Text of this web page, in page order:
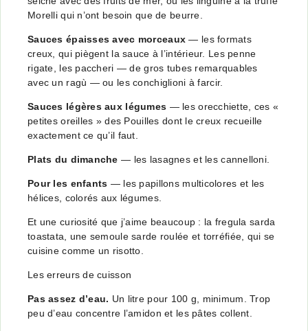
Morelliqui n’ont besoin que de beurre.
Sauces épaisses avec morceaux — les formats
creux, qui piègent la sauce à l’intérieur. Les penne
rigate , les paccheri — de gros tubes remarquables
avec un ragù — ou lesconchiglioni à farcir.
Sauces légères aux légumes — lesorecchiette , ces «
petites oreilles » des Pouilles dont le creux recueille
exactement ce qu’il faut.
Plats du dimanche — les lasagneset lescannelloni
Pour les enfants — les papillons multicolores et les
hélices, colorés aux légumes.
Et une curiosité que j’aime beaucoup : la fregula sarda
toastata , une semoule sarde roulée et torréfiée, qui se
cuisine comme un risotto.
Les erreurs de cuisson
Pas assez d’eau. Un litre pour 100 g, minimum. Trop
peu d’eau concentre l’amidon et les pâtes collent.